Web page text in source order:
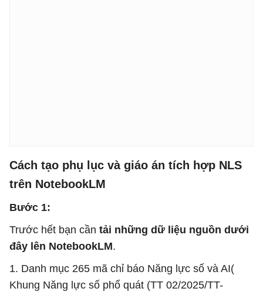
Cách tạo phụ lục và giáo án tích hợp NLS
trên NotebookLM
Bước 1:
Trước hết bạn cần tải những dữ liệu nguồn dưới
đây lên NotebookLM.
1. Danh mục 265 mã chỉ báo Năng lực số và AI(
Khung Năng lực số phổ quát (TT 02/2025/TT-